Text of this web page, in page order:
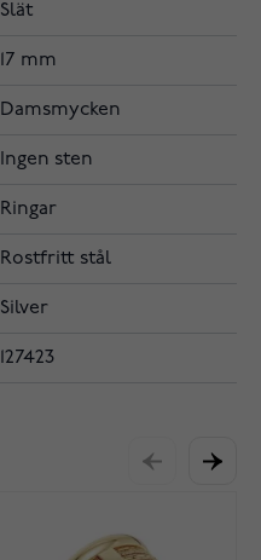
Slät
17 mm
Damsmycken
Ingen sten
Ringar
Rostfritt stål
Silver
127423